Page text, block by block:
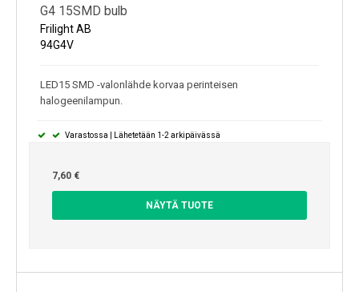
G4 15SMD bulb
Frilight AB
94G4V
LED15 SMD -valonlähde korvaa perinteisen
halogeenilampun.
Varastossa | Lähetetään 1-2 arkipäivässä
7,60 €
NÄYTÄ TUOTE